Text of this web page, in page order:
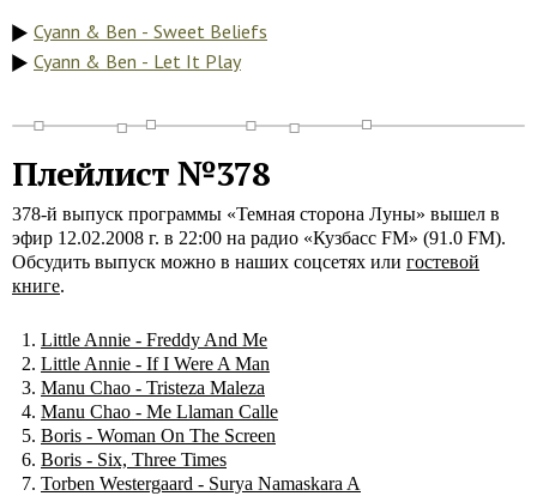
Cyann & Ben - Sweet Beliefs
Cyann & Ben - Let It Play
Плейлист №378
378-й выпуск программы «Темная сторона Луны» вышел в
эфир 12.02.2008 г. в 22:00 на радио «Кузбасс FM» (91.0 FM).
Обсудить выпуск можно в наших соцсетях или гостевой
книге.
Little Annie - Freddy And Me
Little Annie - If I Were A Man
Manu Chao - Tristeza Maleza
Manu Chao - Me Llaman Calle
Boris - Woman On The Screen
Boris - Six, Three Times
Torben Westergaard - Surya Namaskara A